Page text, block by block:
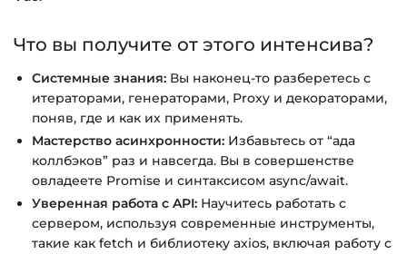
Подробнее об оплате и безопасности — в
справке >>>
info@siluette.com.ua
чат на сайте.
Что вы получите от этого интенсива?
Системные знания: Вы наконец-то разберетесь с
итераторами, генераторами, Proxy и декораторами,
поняв, где и как их применять.
Мастерство асинхронности: Избавьтесь от “ада
коллбэков” раз и навсегда. Вы в совершенстве
овладеете Promise и синтаксисом async/await.
Уверенная работа с API: Научитесь работать с
сервером, используя современные инструменты,
такие как fetch и библиотеку axios, включая работу с